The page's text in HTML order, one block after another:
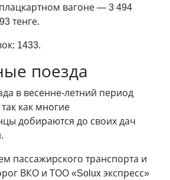
вагоне — 3 494
тенге.
1433.
поезда
в весенне-летний период
как многие
добираются до своих дач
пассажирского транспорта и
ВКО и ТОО «Solux экспресс»